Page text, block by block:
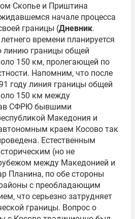
Скопье и Приштина
начале процесса
границы (Дневник.
времени планируется
линию границы общей
150 км, пролегающей по
Напомним, что после
году линия границы общей
150 км между
СФРЮ бывшими
Македония и
краем Косово так
Естественным
(но не
между Македонией и
Планина, по обе стороны
с преобладающим
что серьезно затрудняет
границы. Вопрос о